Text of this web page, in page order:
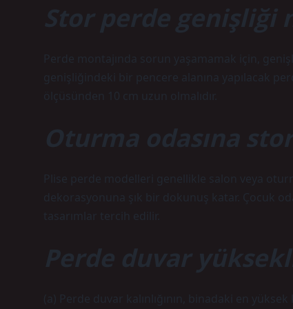
Stor perde genişliği
Perde montajında ​​sorun yaşamamak için,
genişliğindeki bir pencere alanına yapılacak
ölçüsünden 10 cm uzun olmalıdır.
Oturma odasına
Plise perde modelleri genellikle salon veya
dekorasyonuna şık bir dokunuş katar. Çocuk
tasarımlar tercih edilir.
Perde duvar
(a) Perde duvar kalınlığının, binadaki en